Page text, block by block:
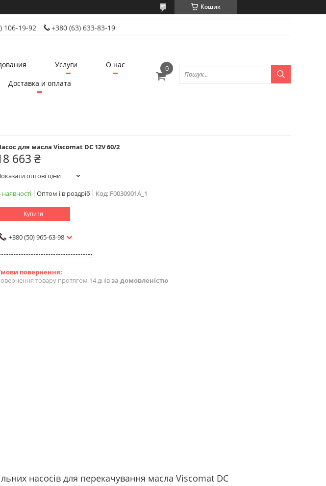
Кошик
106-19-92 +380 (63) 633-83-19
Услуги
О нас
Доставка и оплата
для масла Viscomat DC 12V 60/2
663 ₴
оптові ціни
наявності
Оптом і в роздріб Код: F0030901A_1
Купити
+380 (50) 965-63-98
товару протягом 14 днівза домовленістю
насосів для перекачування масла Viscomat DC